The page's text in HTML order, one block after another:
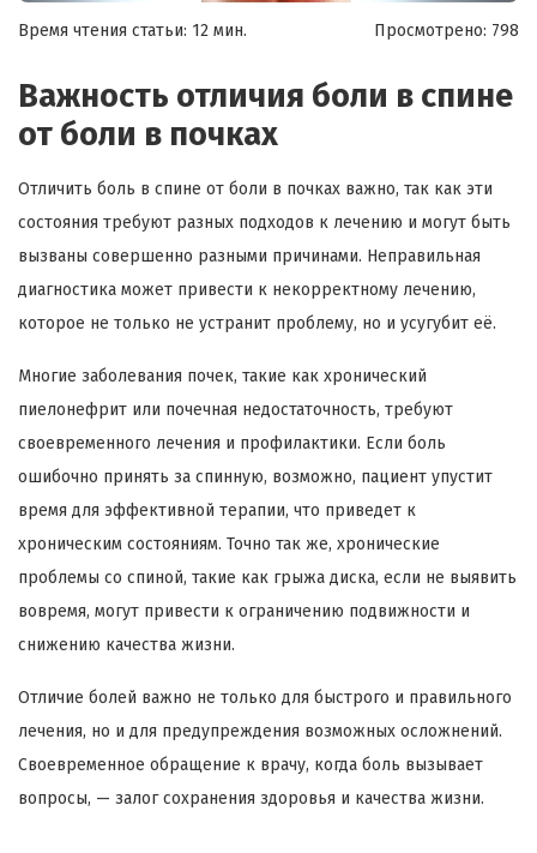
Время чтения статьи: 12 мин. Просмотрено: 798
Важность отличия боли в спине
от боли в почках
Отличить боль в спине от боли в почках важно, так как эти
состояния требуют разных подходов к лечению и могут быть
вызваны совершенно разными причинами. Неправильная
диагностика может привести к некорректному лечению,
которое не только не устранит проблему, но и усугубит её.
Многие заболевания почек, такие как хронический
пиелонефрит или почечная недостаточность, требуют
своевременного лечения и профилактики. Если боль
ошибочно принять за спинную, возможно, пациент упустит
время для эффективной терапии, что приведет к
хроническим состояниям. Точно так же, хронические
проблемы со спиной, такие как грыжа диска, если не выявить
вовремя, могут привести к ограничению подвижности и
снижению качества жизни.
Отличие болей важно не только для быстрого и правильного
лечения, но и для предупреждения возможных осложнений.
Своевременное обращение к врачу, когда боль вызывает
вопросы, — залог сохранения здоровья и качества жизни.